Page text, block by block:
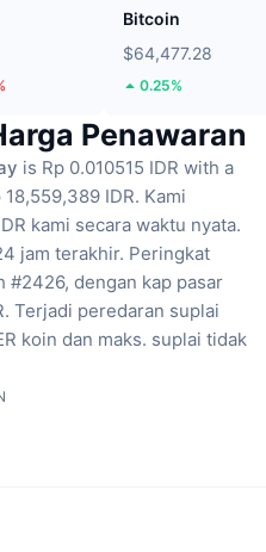
Bitcoin
$64,477.28
0.25%
Penawaran
is Rp 0.010515 IDR with a
IDR. Kami
kami secara waktu nyata.
jam terakhir. Peringkat
#2426, dengan kap pasar
Terjadi peredaran suplai
koin dan maks. suplai tidak